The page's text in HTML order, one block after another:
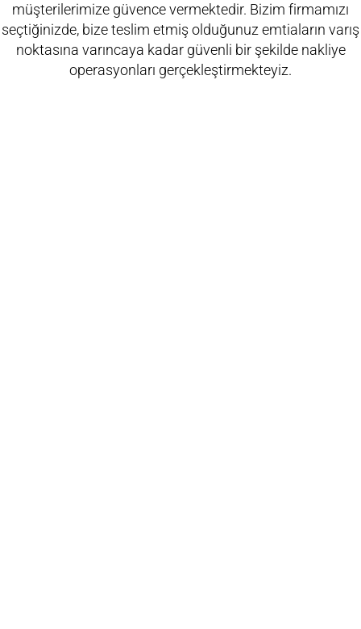
müşterilerimize güvence vermektedir. Bizim firmamızı
seçtiğinizde, bize teslim etmiş olduğunuz emtiaların varış
noktasına varıncaya kadar güvenli bir şekilde nakliye
operasyonları gerçekleştirmekteyiz.